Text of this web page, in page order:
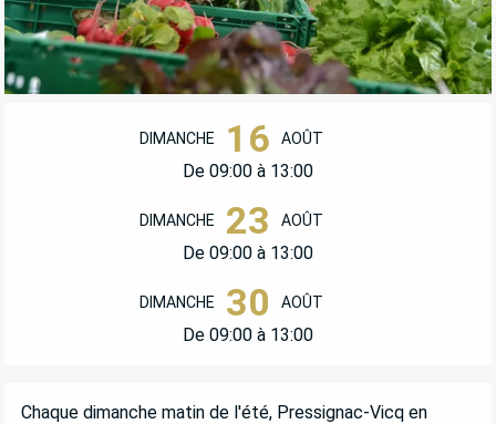
OUVERTURE ET COORDONNÉES
DIMANCHE 16 AOÛT
De 09:00 à 13:00
DIMANCHE 23 AOÛT
De 09:00 à 13:00
DIMANCHE 30 AOÛT
De 09:00 à 13:00
DESCRIPTION
Chaque dimanche matin de l'été, Pressignac-Vicq en